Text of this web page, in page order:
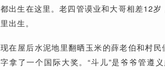
都出生在这里。老四管谟业和大哥相差12
里出生。
现在屋后水泥地里翻晒玉米的薛老伯和村
字拿了一个国际大奖。“斗儿”是爷爷管遵